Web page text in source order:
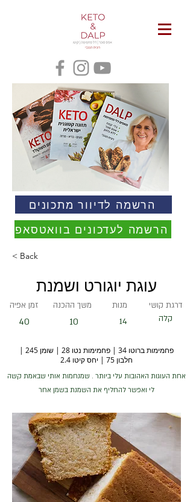
הרשמה לדיוור מתכונים
הרשמה לעדכונים בוואטסאפ
< Back
עוגת יוגורט ושמנת
זמן אפיה
40
משך ההכנה
10
מנות
14
דרגת קושי
קלה
פחמימות ברוטו 34 | פחמימות נטו 28 | שומן 245 |
חלבון 75 | יחס קיטו 2.4
אחת העוגות האהובות עלי ביותר . שמנחמות אותי שבאמת קשה
לי ואפשר להחליף את השמנת בשמן אחר